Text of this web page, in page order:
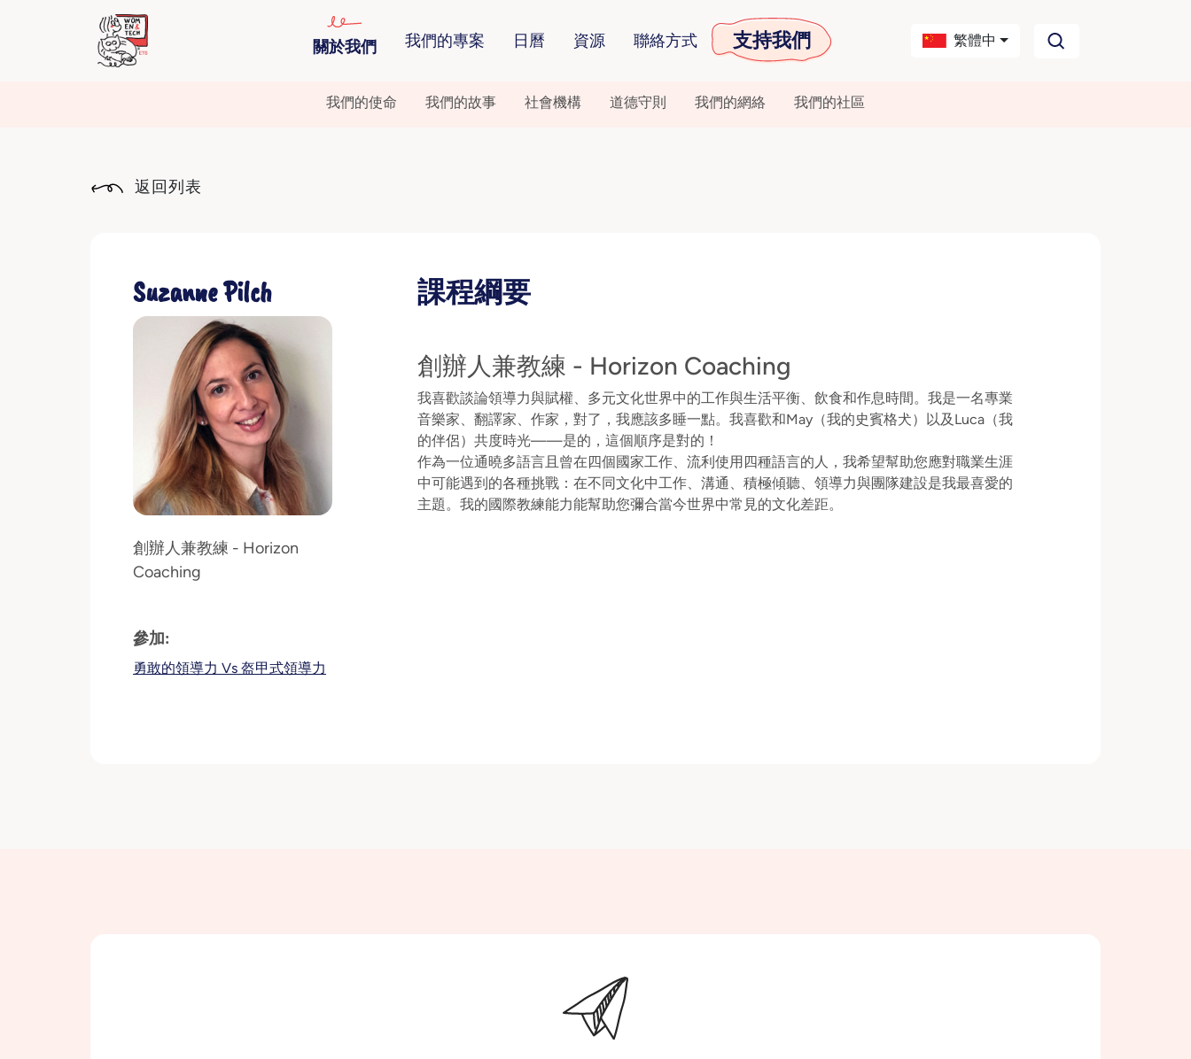
關於我們 我們的專案 日曆 資源 聯絡方式 支持我們 繁體中
我們的使命 我們的故事 社會機構 道德守則 我們的網絡 我們的社區
返回列表
Suzanne Pilch
創辦人兼教練 - Horizon
Coaching
參加:
勇敢的領導力 Vs 盔甲式領導力
課程綱要
創辦人兼教練 - Horizon Coaching
我喜歡談論領導力與賦權、多元文化世界中的工作與生活平衡、飲食和作息時間。我是一名專業
音樂家、翻譯家、作家，對了，我應該多睡一點。我喜歡和May（我的史賓格犬）以及Luca（我
的伴侶）共度時光——是的，這個順序是對的！
作為一位通曉多語言且曾在四個國家工作、流利使用四種語言的人，我希望幫助您應對職業生涯
中可能遇到的各種挑戰：在不同文化中工作、溝通、積極傾聽、領導力與團隊建設是我最喜愛的
主題。我的國際教練能力能幫助您彌合當今世界中常見的文化差距。